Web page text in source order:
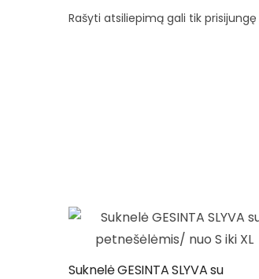
Rašyti atsiliepimą gali tik
Suknelė GESINTA SLYVA su